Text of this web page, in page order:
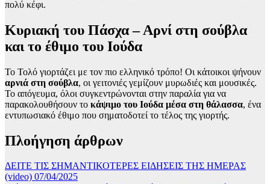
πολύ κέφι.
Κυριακή του Πάσχα – Αρνί στη σούβλα
και το έθιμο του Ιούδα
Το Τολό γιορτάζει με τον πιο ελληνικό τρόπο! Οι κάτοικοι ψήνουν
αρνιά στη σούβλα, οι γειτονιές γεμίζουν μυρωδιές και μουσικές.
Το απόγευμα, όλοι συγκεντρώνονται στην παραλία για να
παρακολουθήσουν το κάψιμο του Ιούδα μέσα στη θάλασσα, ένα
εντυπωσιακό έθιμο που σηματοδοτεί το τέλος της γιορτής.
Πλοήγηση άρθρων
ΔΕΙΤΕ ΤΙΣ ΣΗΜΑΝΤΙΚΟΤΕΡΕΣ ΕΙΔΗΣΕΙΣ ΤΗΣ ΗΜΕΡΑΣ
(video) 07/04/2025